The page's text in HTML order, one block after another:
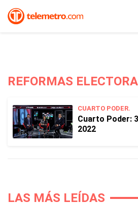
REFORMAS
CUARTO PODER.
Cuarto Poder:
2022
LAS MÁS LEÍDAS